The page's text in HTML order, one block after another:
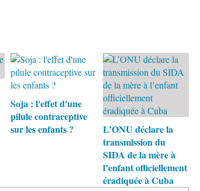
Soja : l'effet d'une
pilule contraceptive
sur les enfants ?
L’ONU déclare la
transmission du
SIDA de la mère à
l’enfant officiellement
éradiquée à Cuba